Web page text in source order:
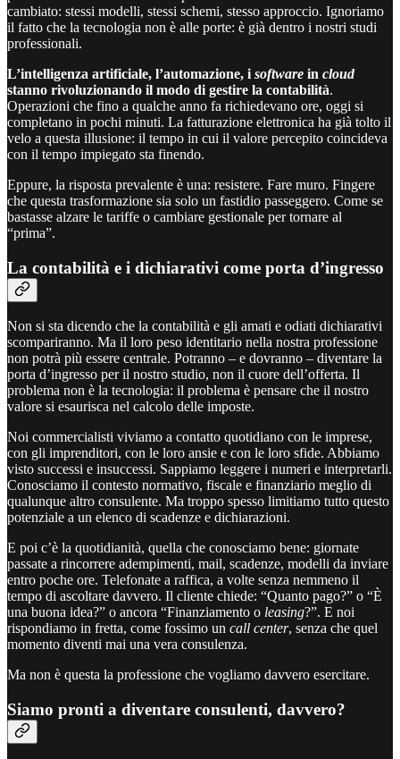
cambiato: stessi modelli, stessi schemi, stesso approccio. Ignoriamo
il fatto che la tecnologia non è alle porte: è già dentro i nostri studi
professionali.
L’intelligenza artificiale, l’automazione, i software in cloud
stanno rivoluzionando il modo di gestire la contabilità.
Operazioni che fino a qualche anno fa richiedevano ore, oggi si
completano in pochi minuti. La fatturazione elettronica ha già tolto il
velo a questa illusione: il tempo in cui il valore percepito coincideva
con il tempo impiegato sta finendo.
Eppure, la risposta prevalente è una: resistere. Fare muro. Fingere
che questa trasformazione sia solo un fastidio passeggero. Come se
bastasse alzare le tariffe o cambiare gestionale per tornare al
“prima”.
La contabilità e i dichiarativi come porta d’ingresso
Non si sta dicendo che la contabilità e gli amati e odiati dichiarativi
scompariranno. Ma il loro peso identitario nella nostra professione
non potrà più essere centrale. Potranno – e dovranno – diventare la
porta d’ingresso per il nostro studio, non il cuore dell’offerta. Il
problema non è la tecnologia: il problema è pensare che il nostro
valore si esaurisca nel calcolo delle imposte.
Noi commercialisti viviamo a contatto quotidiano con le imprese,
con gli imprenditori, con le loro ansie e con le loro sfide. Abbiamo
visto successi e insuccessi. Sappiamo leggere i numeri e interpretarli.
Conosciamo il contesto normativo, fiscale e finanziario meglio di
qualunque altro consulente. Ma troppo spesso limitiamo tutto questo
potenziale a un elenco di scadenze e dichiarazioni.
E poi c’è la quotidianità, quella che conosciamo bene: giornate
passate a rincorrere adempimenti, mail, scadenze, modelli da inviare
entro poche ore. Telefonate a raffica, a volte senza nemmeno il
tempo di ascoltare davvero. Il cliente chiede: “Quanto pago?” o “È
una buona idea?” o ancora “Finanziamento o leasing?”. E noi
rispondiamo in fretta, come fossimo un call center, senza che quel
momento diventi mai una vera consulenza.
Ma non è questa la professione che vogliamo davvero esercitare.
Siamo pronti a diventare consulenti, davvero?